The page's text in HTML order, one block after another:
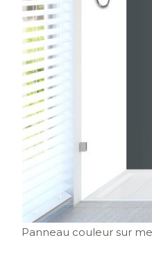
Panneau couleur sur